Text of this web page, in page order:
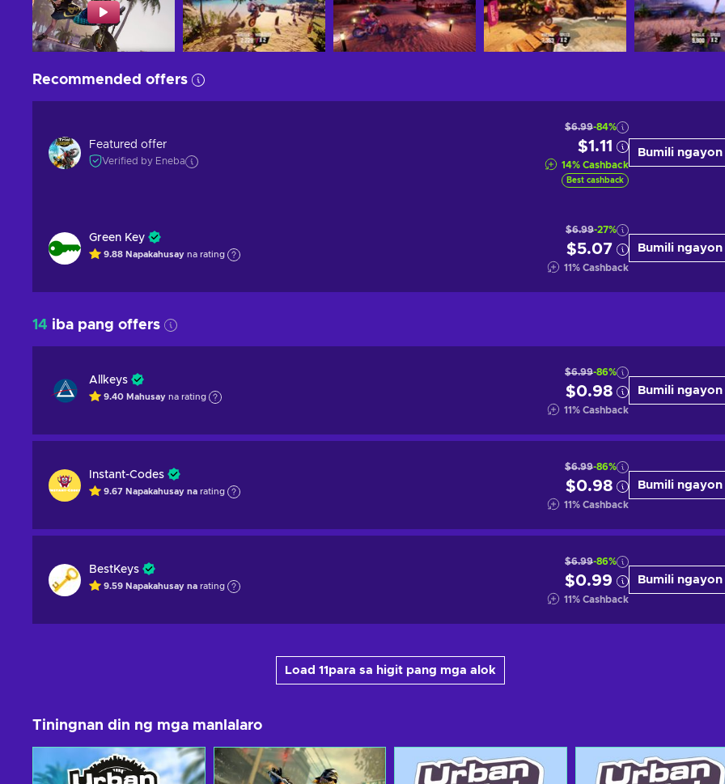
Recommended offers
Featured offer
Verified by Eneba
$6.99-84%
$1.11
14% Cashback
Best cashback
Bumili ngayon
Green Key
9.88 Napakahusay na rating
$6.99-27%
$5.07
11% Cashback
Bumili ngayon
14 iba pang offers
Allkeys
9.40 Mahusay na rating
$6.99-86%
$0.98
11% Cashback
Bumili ngayon
Instant-Codes
9.67 Napakahusay na rating
$6.99-86%
$0.98
11% Cashback
Bumili ngayon
BestKeys
9.59 Napakahusay na rating
$6.99-86%
$0.99
11% Cashback
Bumili ngayon
Load 11para sa higit pang mga alok
Tiningnan din ng mga manlalaro